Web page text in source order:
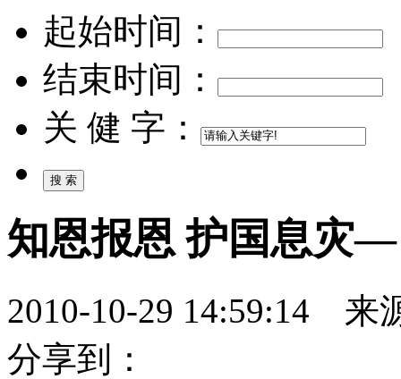
起始时间：
结束时间：
关 健 字：
知恩报恩 护国息灾
2010-10-29 14:59:14
分享到：